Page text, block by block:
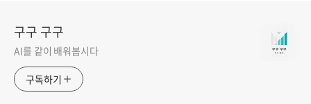
구구 구구
AI를 같이 배워봅시다
구독하기